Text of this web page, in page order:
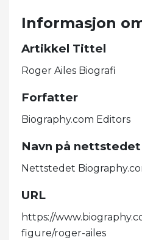
Informasjon
Artikkel Tittel
Roger Ailes Biografi
Forfatter
Biography.com Editors
Navn på nettstedet
Nettstedet
URL
https://
figure/roger-ailes